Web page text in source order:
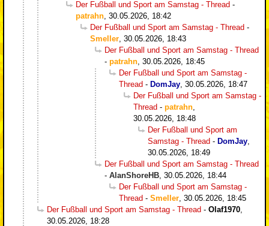
Der Fußball und Sport am Samstag - Thread -
patrahn 30.05.2026, 18:42
Der Fußball und Sport am Samstag - Thread -
Smeller 30.05.2026, 18:43
Der Fußball und Sport am Samstag - Thread
- patrahn 30.05.2026, 18:45
Der Fußball und Sport am Samstag -
Thread - DomJay 30.05.2026, 18:47
Der Fußball und Sport am Samstag -
Thread - patrahn
30.05.2026, 18:48
Der Fußball und Sport am
Samstag - Thread - DomJay
30.05.2026, 18:49
Der Fußball und Sport am Samstag - Thread
- AlanShoreHB 30.05.2026, 18:44
Der Fußball und Sport am Samstag -
Thread - Smeller 30.05.2026, 18:45
Der Fußball und Sport am Samstag - Thread - Olaf1970
30.05.2026, 18:28